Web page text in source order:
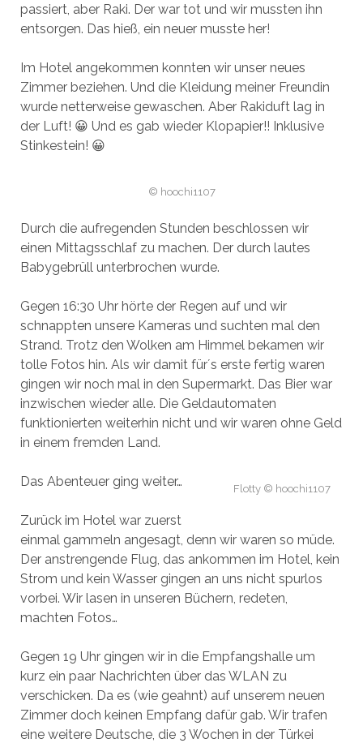
passiert, aber Raki. Der war tot und wir mussten ihn
entsorgen. Das hieß, ein neuer musste her!
Im Hotel angekommen konnten wir unser neues
Zimmer beziehen. Und die Kleidung meiner Freundin
wurde netterweise gewaschen. Aber Rakiduft lag in
der Luft! 😀 Und es gab wieder Klopapier!! Inklusive
Stinkestein! 😀
© hoochi1107
Durch die aufregenden Stunden beschlossen wir
einen Mittagsschlaf zu machen. Der durch lautes
Babygebrüll unterbrochen wurde.
Gegen 16:30 Uhr hörte der Regen auf und wir
schnappten unsere Kameras und suchten mal den
Strand. Trotz den Wolken am Himmel bekamen wir
tolle Fotos hin. Als wir damit für´s erste fertig waren
gingen wir noch mal in den Supermarkt. Das Bier war
inzwischen wieder alle. Die Geldautomaten
funktionierten weiterhin nicht und wir waren ohne Geld
in einem fremden Land.
Flotty © hoochi1107
Das Abenteuer ging weiter…
Zurück im Hotel war zuerst
einmal gammeln angesagt, denn wir waren so müde.
Der anstrengende Flug, das ankommen im Hotel, kein
Strom und kein Wasser gingen an uns nicht spurlos
vorbei. Wir lasen in unseren Büchern, redeten,
machten Fotos…
Gegen 19 Uhr gingen wir in die Empfangshalle um
kurz ein paar Nachrichten über das WLAN zu
verschicken. Da es (wie geahnt) auf unserem neuen
Zimmer doch keinen Empfang dafür gab. Wir trafen
eine weitere Deutsche, die 3 Wochen in der Türkei